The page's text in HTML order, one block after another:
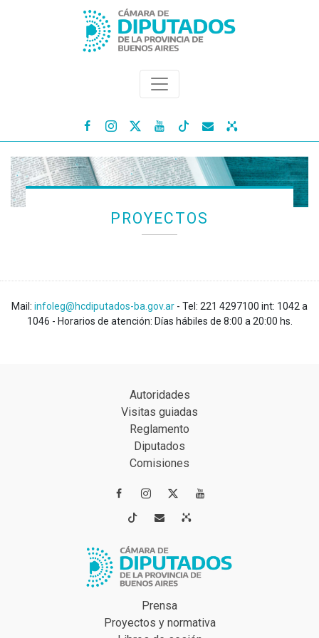
   
PROYECTOS
Mail: infoleg@hcdiputados-ba.gov.ar - Tel: 221 4297100 int: 1042 a
1046 - Horarios de atención: Días hábiles de 8:00 a 20:00 hs.
Autoridades
Visitas guiadas
Reglamento
Diputados
Comisiones
 
 
Prensa
Proyectos y normativa